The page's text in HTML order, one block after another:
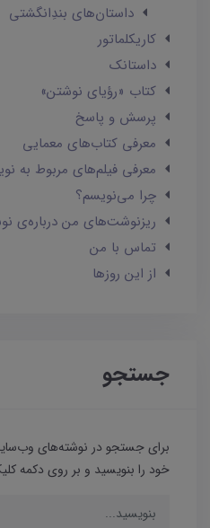
داستان‌های بندِانگشتی
کاریکلماتور
داستانک‌
کتاب «رؤیای نوشتن»
پرسش و پاسخ
معرفی کتاب‌های معمایی
معرفی فیلم‌های مربوط به
چرا می‌نویسم؟
ریزنوشت‌های من درباره‌ی
تماس با من
از این روزها
جستجو
برای جستجو در نوشته‌های
خود را بنویسید و بر روی دکمه